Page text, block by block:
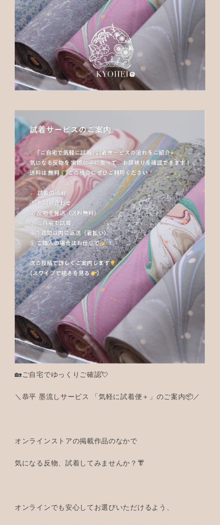
🏡ご自宅でゆっくりご確認💘
＼恭平 墨流しサービス 「気軽に試着便＋」のご案内📦／
オンラインストアの掲載作品のなかで
気になる反物、試着してみませんか？👘
オンラインでも安心してお選びいただけるよう、